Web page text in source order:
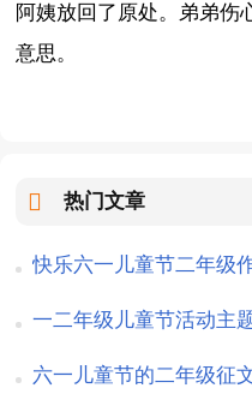
阿姨放回了原处。弟弟伤
意思。
热门文章
快乐六一儿童节二年级
一二年级儿童节活动主
六一儿童节的二年级征